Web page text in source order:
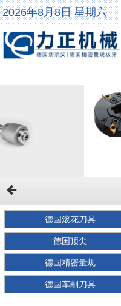
2026年8月8日 星期六
德国滚花刀具
德国顶尖
德国精密量规
德国车削刀具